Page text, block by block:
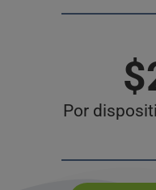
Por